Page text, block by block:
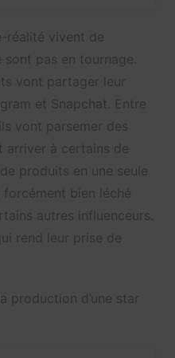
réalité vivent de
pas en tournage.
vont partager leur
et Snapchat. Entre
vont parsemer des
arriver à certains de
produits en une seule
forcément bien léché
autres influenceurs.
rend leur prise de
d’une star